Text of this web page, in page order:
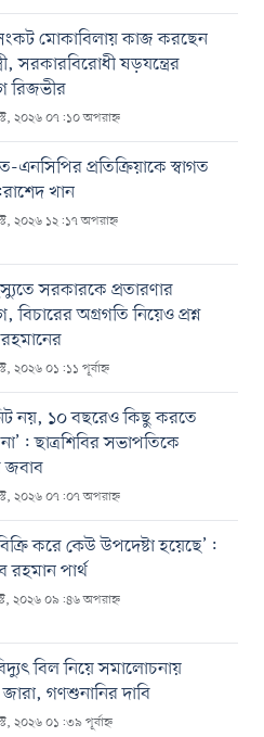
মোকাবিলায় কাজ করছেন
সরকারবিরোধী ষড়যন্ত্রের
রিজভীর
২০২৬ ০৭:১০ অপরাহ্ন
এনসিপির প্রতিক্রিয়াকে স্বাগত
খান
২০২৬ ১২:১৭ অপরাহ্ন
সরকারকে প্রতারণার
অগ্রগতি নিয়েও প্রশ্ন
২০২৬ ০১:১১ পূর্বাহ্ন
নয়, ১০ বছরেও কিছু করতে
ছাত্রশিবির সভাপতিকে
জবাব
২০২৬ ০৭:০৭ অপরাহ্ন
করে কেউ উপদেষ্টা হয়েছে’:
রহমান পার্থ
২০২৬ ০৯:৪৬ অপরাহ্ন
বিল নিয়ে সমালোচনায়
গণশুনানির দাবি
২০২৬ ০১:৩৯ পূর্বাহ্ন